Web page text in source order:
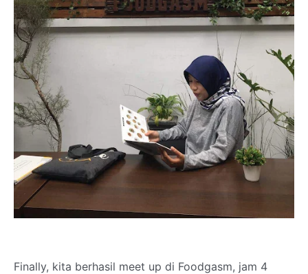
Finally, kita berhasil meet up di Foodgasm, jam 4